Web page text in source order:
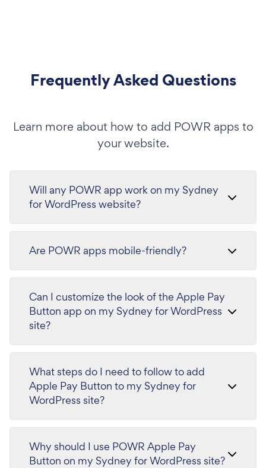
Frequently Asked Questions
Learn more about how to add POWR apps to
your website.
Will any POWR app work on my Sydney
for WordPress website?
Are POWR apps mobile-friendly?
Can I customize the look of the Apple Pay
Button app on my Sydney for WordPress
site?
What steps do I need to follow to add
Apple Pay Button to my Sydney for
WordPress site?
Why should I use POWR Apple Pay
Button on my Sydney for WordPress site?